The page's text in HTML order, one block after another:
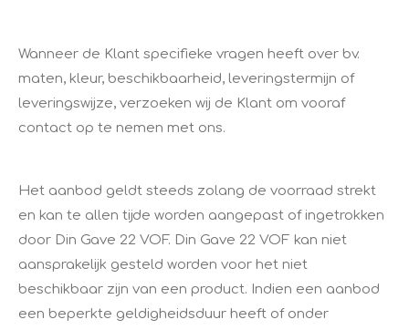
Wanneer de Klant specifieke vragen heeft over bv.
maten, kleur, beschikbaarheid, leveringstermijn of
leveringswijze, verzoeken wij de Klant om vooraf
contact op te nemen met ons.
Het aanbod geldt steeds zolang de voorraad strekt
en kan te allen tijde worden aangepast of ingetrokken
door Din Gave 22 VOF. Din Gave 22 VOF kan niet
aansprakelijk gesteld worden voor het niet
beschikbaar zijn van een product. Indien een aanbod
een beperkte geldigheidsduur heeft of onder